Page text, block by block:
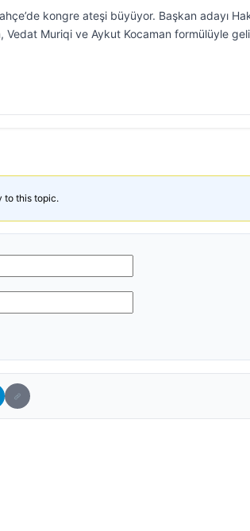
kongre ateşi büyüyor. Başkan adayı
Vedat Muriqi ve Aykut Kocaman formülüyle
to this topic.